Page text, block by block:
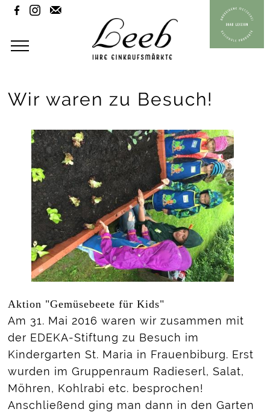
Wir waren zu Besuch!
Aktion "Gemüsebeete für Kids"
Am 31. Mai 2016 waren wir zusammen mit
der EDEKA-Stiftung zu Besuch im
Kindergarten St. Maria in Frauenbiburg. Erst
wurden im Gruppenraum Radieserl, Salat,
Möhren, Kohlrabi etc. besprochen!
Anschließend ging man dann in den Garten
  